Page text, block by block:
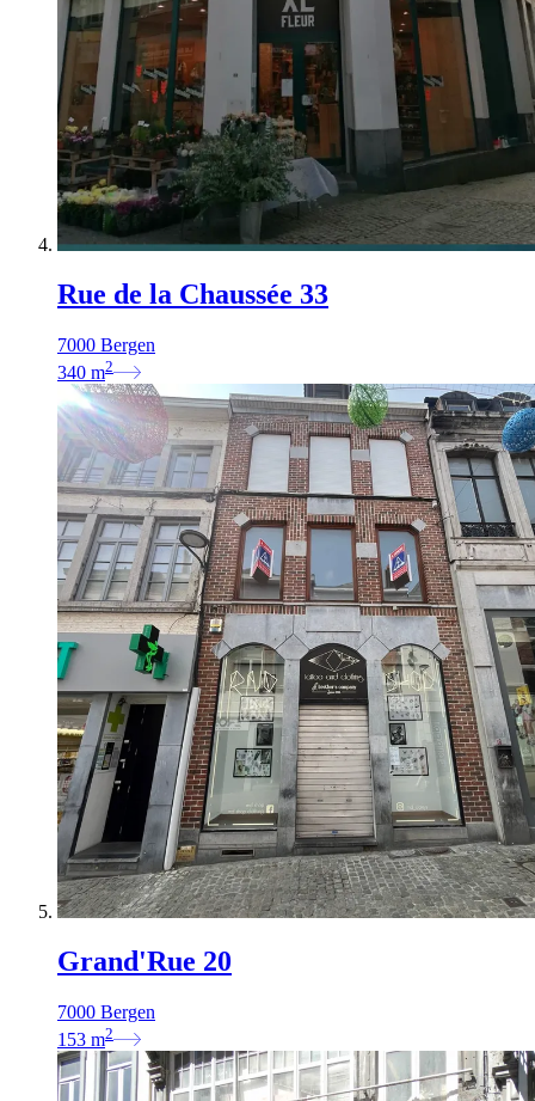
Rue de la Chaussée 33
7000 Bergen
340 m2
Grand'Rue 20
7000 Bergen
153 m2